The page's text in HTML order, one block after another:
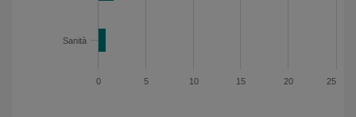
Sanità
0 5 10 15 20 25